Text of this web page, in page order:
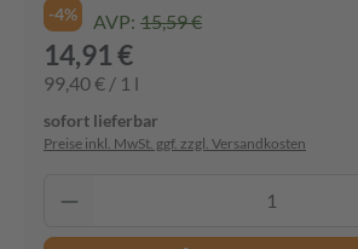
-4% AVP: 15,59 €
14,91 €
99,40 € / 1 l
sofort lieferbar
Preise inkl. MwSt. ggf. zzgl. Versandkosten